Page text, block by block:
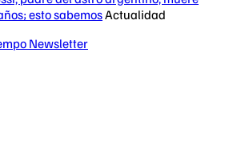
esto sabemosActualidad